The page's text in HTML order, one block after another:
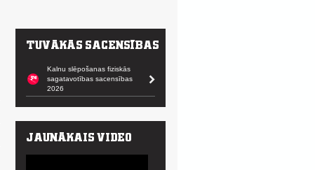
Kalnu slēpošanas fiziskās
sagatavotības sacensības
2026